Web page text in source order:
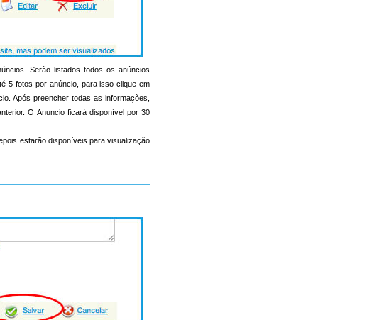
Serão listados todos os anúncios
5 fotos por anúncio, para isso clique em
Após preencher todas as informações,
O Anuncio ficará disponível por 30
estarão disponíveis para visualização